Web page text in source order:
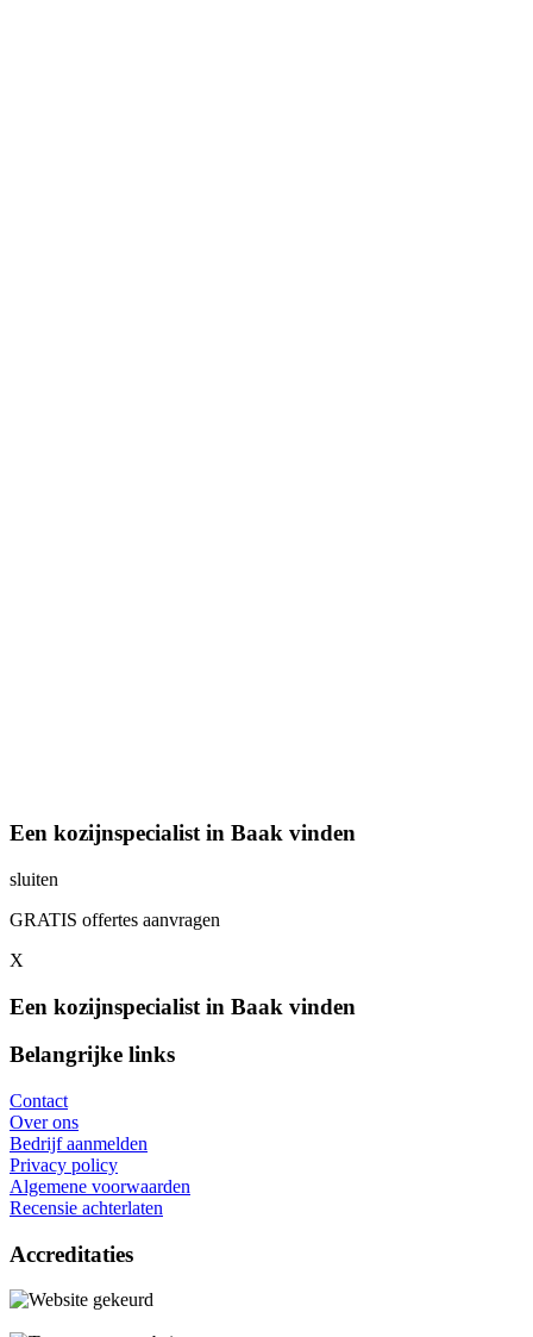
Een kozijnspecialist in Baak vinden
sluiten
GRATIS offertes aanvragen
X
Een kozijnspecialist in Baak vinden
Belangrijke links
Contact
Over ons
Bedrijf aanmelden
Privacy policy
Algemene voorwaarden
Recensie achterlaten
Accreditaties